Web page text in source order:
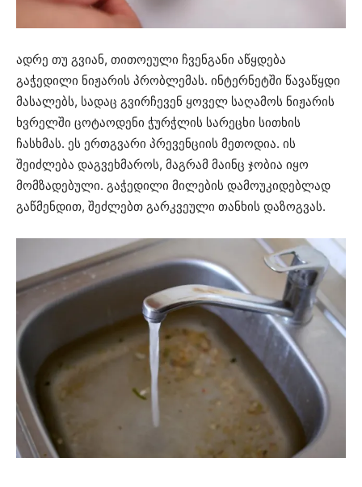
ადრე თუ გვიან, თითოეული ჩვენგანი აწყდება
გაჭედილი ნიჟარის პრობლემას. ინტერნეტში წავაწყდი
მასალებს, სადაც გვირჩევენ ყოველ საღამოს ნიჟარის
ხვრელში ცოტაოდენი ჭურჭლის სარეცხი სითხის
ჩასხმას. ეს ერთგვარი პრევენციის მეთოდია. ის
შეიძლება დაგვეხმაროს, მაგრამ მაინც ჯობია იყო
მომზადებული. გაჭედილი მილების დამოუკიდებლად
გაწმენდით, შეძლებთ გარკვეული თანხის დაზოგვას.